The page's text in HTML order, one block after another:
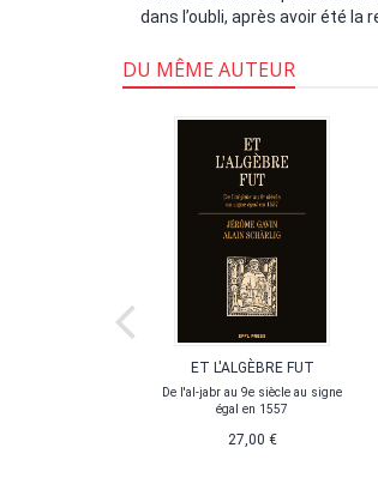
dans l’oubli, après avoir été la
DU MÊME AUTEUR
ET L'ALGÈBRE FUT
De l'al-jabr au 9e siècle au signe
égal en 1557
27,00 €